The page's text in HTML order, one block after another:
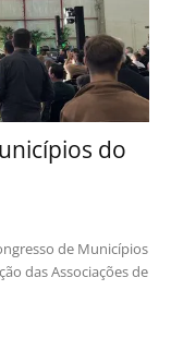
do
de Municípios
das Associações de